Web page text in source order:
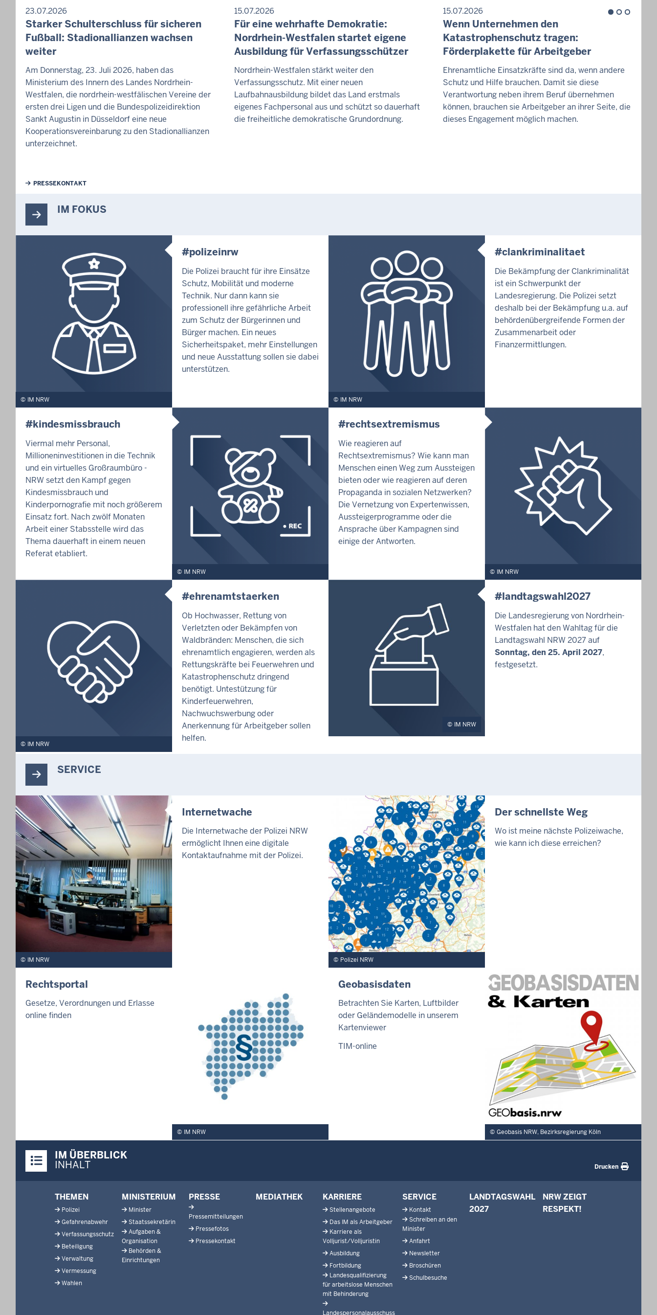
23.07.2026
Starker Schulterschluss für sicheren
Fußball: Stadionallianzen wachsen
weiter
Am Donnerstag, 23. Juli 2026, haben das
Ministerium des Innern des Landes Nordrhein-
Westfalen, die nordrhein-westfälischen Vereine der
ersten drei Ligen und die Bundespolizeidirektion
Sankt Augustin in Düsseldorf eine neue
Kooperationsvereinbarung zu den Stadionallianzen
unterzeichnet.
15.07.2026
Für eine wehrhafte Demokratie:
Nordrhein-Westfalen startet eigene
Ausbildung für Verfassungsschützer
Nordrhein-Westfalen stärkt weiter den
Verfassungsschutz. Mit einer neuen
Laufbahnausbildung bildet das Land erstmals
eigenes Fachpersonal aus und schützt so dauerhaft
die freiheitliche demokratische Grundordnung.
15.07.2026
Wenn Unternehmen den
Katastrophenschutz tragen:
Förderplakette für Arbeitgeber
Ehrenamtliche Einsatzkräfte sind da, wenn andere
Schutz und Hilfe brauchen. Damit sie diese
Verantwortung neben ihrem Beruf übernehmen
können, brauchen sie Arbeitgeber an ihrer Seite, die
dieses Engagement möglich machen.
Weiterführende Links
PRESSEKONTAKT
IM FOKUS
IM NRW
#polizeinrw
Die Polizei braucht für ihre Einsätze
Schutz, Mobilität und moderne
Technik. Nur dann kann sie
professionell ihre gefährliche Arbeit
zum Schutz der Bürgerinnen und
Bürger machen. Ein neues
Sicherheitspaket, mehr Einstellungen
und neue Ausstattung sollen sie dabei
unterstützen.
IM NRW
#clankriminalitaet
Die Bekämpfung der Clankriminalität
ist ein Schwerpunkt der
Landesregierung. Die Polizei setzt
deshalb bei der Bekämpfung u.a. auf
behördenübergreifende Formen der
Zusammenarbeit oder
Finanzermittlungen.
IM NRW
#kindesmissbrauch
Viermal mehr Personal,
Millioneninvestitionen in die Technik
und ein virtuelles Großraumbüro -
NRW setzt den Kampf gegen
Kindesmissbrauch und
Kinderpornografie mit noch größerem
Einsatz fort. Nach zwölf Monaten
Arbeit einer Stabsstelle wird das
Thema dauerhaft in einem neuen
Referat etabliert.
IM NRW
#rechtsextremismus
Wie reagieren auf
Rechtsextremismus? Wie kann man
Menschen einen Weg zum Aussteigen
bieten oder wie reagieren auf deren
Propaganda in sozialen Netzwerken?
Die Vernetzung von Expertenwissen,
Aussteigerprogramme oder die
Ansprache über Kampagnen sind
einige der Antworten.
IM NRW
#ehrenamtstaerken
Ob Hochwasser, Rettung von
Verletzten oder Bekämpfen von
Waldbränden: Menschen, die sich
ehrenamtlich engagieren, werden als
Rettungskräfte bei Feuerwehren und
Katastrophenschutz dringend
benötigt. Untestützung für
Kinderfeuerwehren,
Nachwuchswerbung oder
Anerkennung für Arbeitgeber sollen
helfen.
IM NRW
#landtagswahl2027
Die Landesregierung von Nordrhein-
Westfalen hat den Wahltag für die
Landtagswahl NRW 2027 auf
Sonntag, den 25. April 2027,
festgesetzt.
SERVICE
IM NRW
Internetwache
Die Internetwache der Polizei NRW
ermöglicht Ihnen eine digitale
Kontaktaufnahme mit der Polizei.
Polizei NRW
Der schnellste Weg
Wo ist meine nächste Polizeiwache,
wie kann ich diese erreichen?
IM NRW
Rechtsportal
Gesetze, Verordnungen und Erlasse
online finden
Geobasis NRW, Bezirksregierung Köln
Geobasisdaten
Betrachten Sie Karten, Luftbilder
oder Geländemodelle in unserem
Kartenviewer
TIM-online
Inhalte
IM ÜBERBLICK
INHALT Drucken
THEMEN
Polizei
Gefahrenabwehr
Verfassungsschutz
Beteiligung
Verwaltung
Vermessung
Wahlen
MINISTERIUM
Minister
Staatssekretärin
Aufgaben &
Organisation
Behörden &
Einrichtungen
PRESSE
Pressemitteilungen
Pressefotos
Pressekontakt
MEDIATHEK KARRIERE
Stellenangebote
Das IM als Arbeitgeber
Karriere als
Volljurist/Volljuristin
Ausbildung
Fortbildung
Landesqualifizierung
für arbeitslose Menschen
mit Behinderung
Landespersonalausschuss
SERVICE
Kontakt
Schreiben an den
Minister
Anfahrt
Newsletter
Broschüren
Schulbesuche
LANDTAGSWAHL
2027
NRW ZEIGT
RESPEKT!